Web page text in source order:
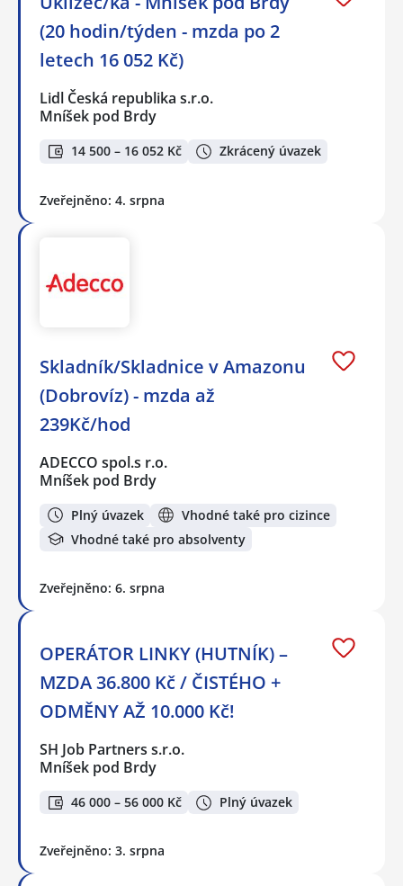
(20 hodin/týden - mzda po 2
letech 16 052 Kč)
Lidl Česká republika s.r.o.
Mníšek pod Brdy
14 500 – 16 052 Kč Zkrácený úvazek
Zveřejněno: 4. srpna
Skladník/Skladnice v Amazonu
(Dobrovíz) - mzda až
239Kč/hod
ADECCO spol.s r.o.
Mníšek pod Brdy
Plný úvazek
Vhodné také pro cizince
Vhodné také pro absolventy
Zveřejněno: 6. srpna
OPERÁTOR LINKY (HUTNÍK) –
MZDA 36.800 Kč / ČISTÉHO +
ODMĚNY AŽ 10.000 Kč!
SH Job Partners s.r.o.
Mníšek pod Brdy
46 000 – 56 000 Kč Plný úvazek
Zveřejněno: 3. srpna